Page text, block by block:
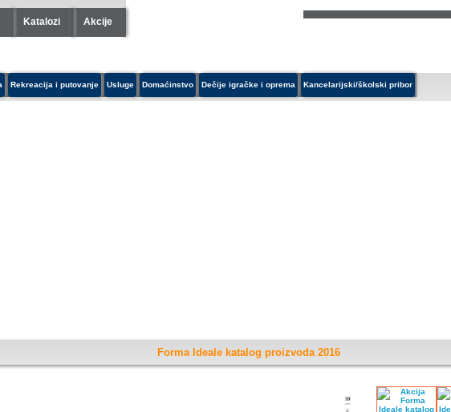
Katalozi Akcije
Rekreacija i putovanje Usluge Domaćinstvo Dečije igračke i oprema Kancelarijski/školski pribor
Forma Ideale katalog proizvoda 2016